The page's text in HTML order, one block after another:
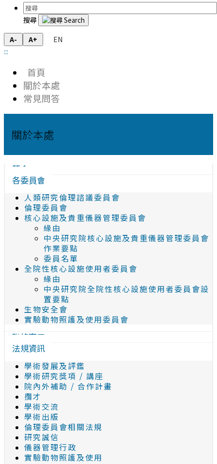
搜尋
A- A+
EN
:::
首頁
關於本處
常見問答
關於本處
簡介
各委員會
人類研究倫理諮議委員會
倫理委員會
核心設施及貴重儀器管理委員會
緣由
中央研究院核心設施及貴重儀器管理委員會
作業要點
委員名單
全院性核心設施使用者委員會
緣由
中央研究院全院性核心設施使用者委員會設
置要點
生物安全會
實驗動物照護及使用委員會
聯絡窗口
法規資訊
學術發展及評鑑
學術研究獎項 / 講座
院內外補助 / 合作計畫
攬才
學術交流
學術出版
倫理委員會相關法規
研究誠信
儀器管理行政
實驗動物照護及使用